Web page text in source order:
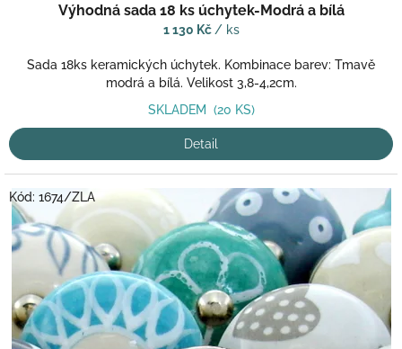
Výhodná sada 18 ks úchytek-Modrá a bílá
1 130 Kč / ks
Sada 18ks keramických úchytek. Kombinace barev: Tmavě
modrá a bílá. Velikost 3,8-4,2cm.
SKLADEM (20 KS)
Detail
Kód: 1674/ZLA